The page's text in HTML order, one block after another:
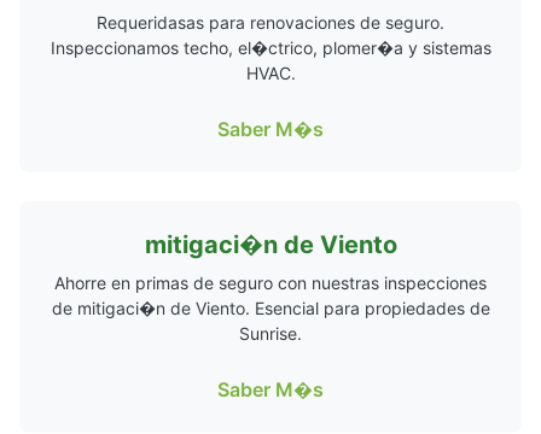
Requeridasas para renovaciones de seguro.
Inspeccionamos techo, el�ctrico, plomer�a y sistemas
HVAC.
Saber M�s
mitigaci�n de Viento
Ahorre en primas de seguro con nuestras inspecciones
de mitigaci�n de Viento. Esencial para propiedades de
Sunrise.
Saber M�s